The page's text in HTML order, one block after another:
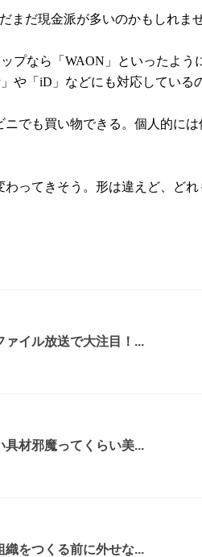
まだ現金派が多いのかもしれませ
プなら「WAON」といったよ
や「iD」などにも対応している
でも買い物できる。個人的に
ってきそう。形は違えど、ど
イル放送で大注目！...
材邪魔ってくらい美...
織をつくる前に外せな...